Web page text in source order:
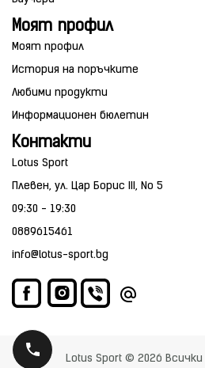
Моят профил
Моят профил
История на поръчките
Любими продукти
Информационен бюлетин
Контакти
Lotus Sport
Плевен, ул. Цар Борис III, No 5
09:30 - 19:30
0889615461
info@lotus-sport.bg
Lotus Sport © 2026 Всички